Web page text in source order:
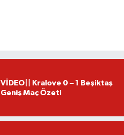
VİDEO|| Kralove 0 – 1 Beşiktaş
Geniş Maç Özeti